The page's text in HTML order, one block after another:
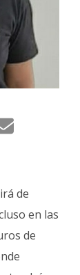
de
en las
de